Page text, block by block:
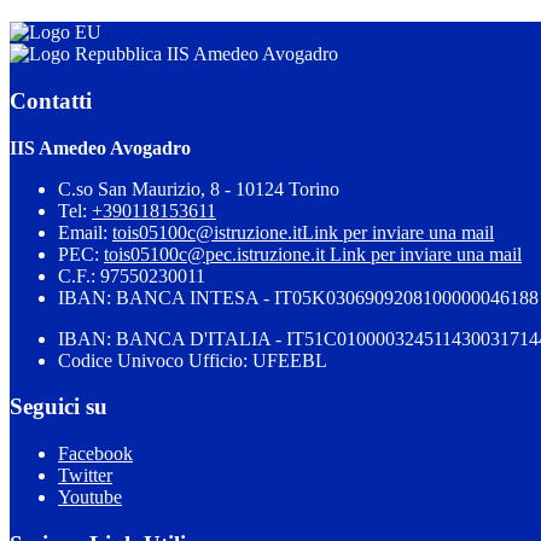
IIS Amedeo Avogadro
Contatti
IIS Amedeo Avogadro
C.so San Maurizio, 8 - 10124 Torino
Tel: +390118153611
Email: tois05100c@istruzione.itLink per inviare una mail
PEC: tois05100c@pec.istruzione.it Link per inviare una mail
C.F.: 97550230011
IBAN: BANCA INTESA - IT05K0306909208100000046188
IBAN: BANCA D'ITALIA -
Codice Univoco Ufficio: UFEEBL
Seguici su
Facebook
Twitter
Youtube